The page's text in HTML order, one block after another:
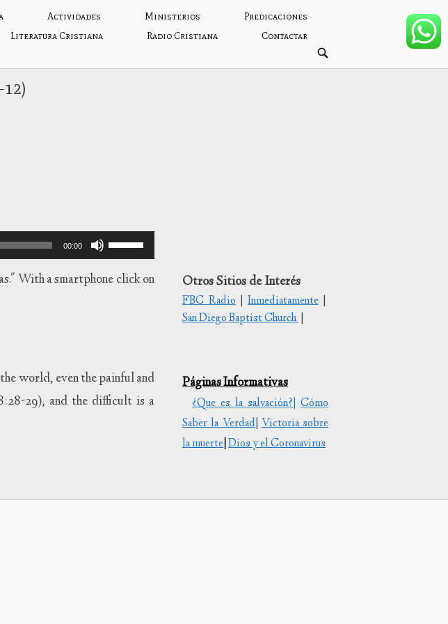
Actividades Ministerios
Predicaciones
Literatura Cristiana
Radio Cristiana Contactar
ABRIR
BARRA
DE
00:00
teclas
o
disminuir
With a smartphone click on
world, even the painful and
29), and the difficult is a
Otros Sitios de Interés
FBC Radio|Inmediatamente|
San Diego Baptist Church
Páginas Informativas
¿Que es la salvación?| Cómo
Saber la Verdad|Victoria sobre
la muerte Dios y el Coronavirus